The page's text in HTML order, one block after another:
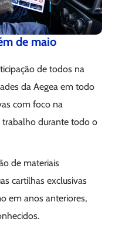
de maio
de todos na
da Aegea em todo
com foco na
trabalho durante todo o
de materiais
cartilhas exclusivas
em anos anteriores,